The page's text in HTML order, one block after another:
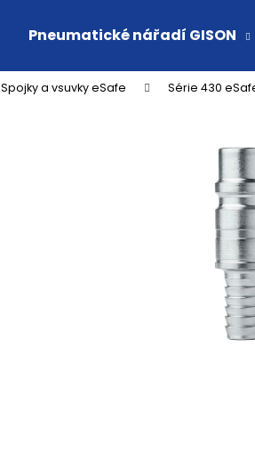
Pneumatické nářadí GISON
Spojky a vsuvky eSafe Série 430
Co potřebujete